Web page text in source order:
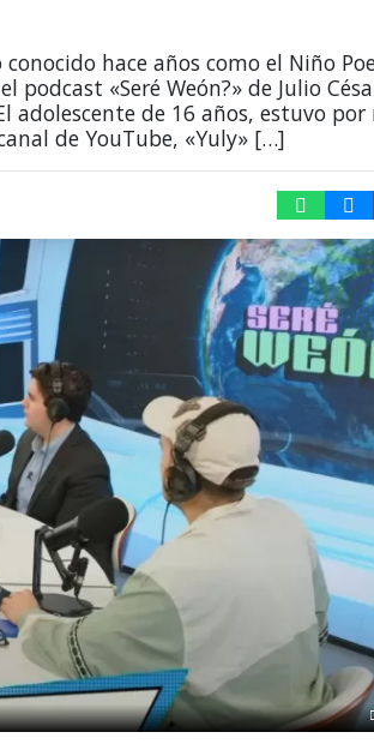
hace años como el Niño
«Seré Weón?» de Julio
adolescente de 16 años, estuvo por
de YouTube, «Yuly» […]